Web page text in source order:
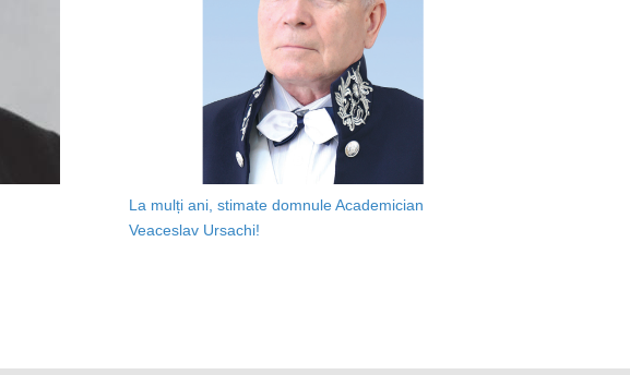
La mulți ani, stimate domnule Academician
Veaceslav Ursachi!